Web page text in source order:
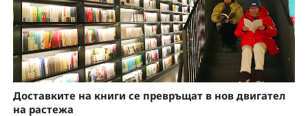
Доставките на книги се превръщат в нов двигател
на растежа